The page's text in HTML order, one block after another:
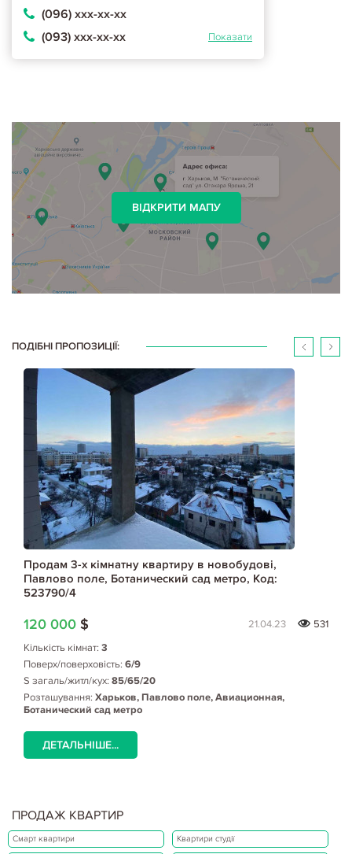
(096) ххх-хх-хх
(093) ххх-хх-хх
Показати
ВІДКРИТИ МАПУ
ПОДІБНІ ПРОПОЗИЦІЇ:
Продам 3-х кімнатну квартиру в новобудові,
Павлово поле, Ботанический сад метро, Код:
523790/4
120 000 $ 21.04.23
531
Кількість кімнат: 3
Поверх/поверховість: 6/9
S загаль/житл/кух: 85/65/20
Розташування: Харьков, Павлово поле, Авиационная,
Ботанический сад метро
ДЕТАЛЬНІШЕ...
ПРОДАЖ КВАРТИР
Смарт квартири Квартири студії